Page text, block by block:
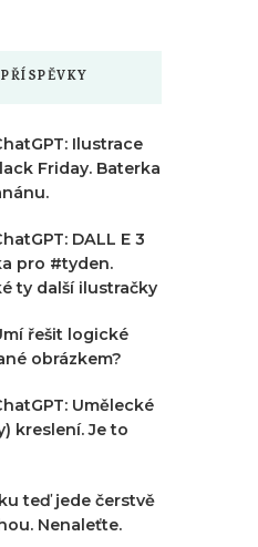
Ilustrace
Friday. Baterka
DALL E 3
pro #tyden.
ty další ilustračky
řešit logické
obrázkem?
Umělecké
kreslení. Je to
teď jede čerstvě
Nenaleťte.